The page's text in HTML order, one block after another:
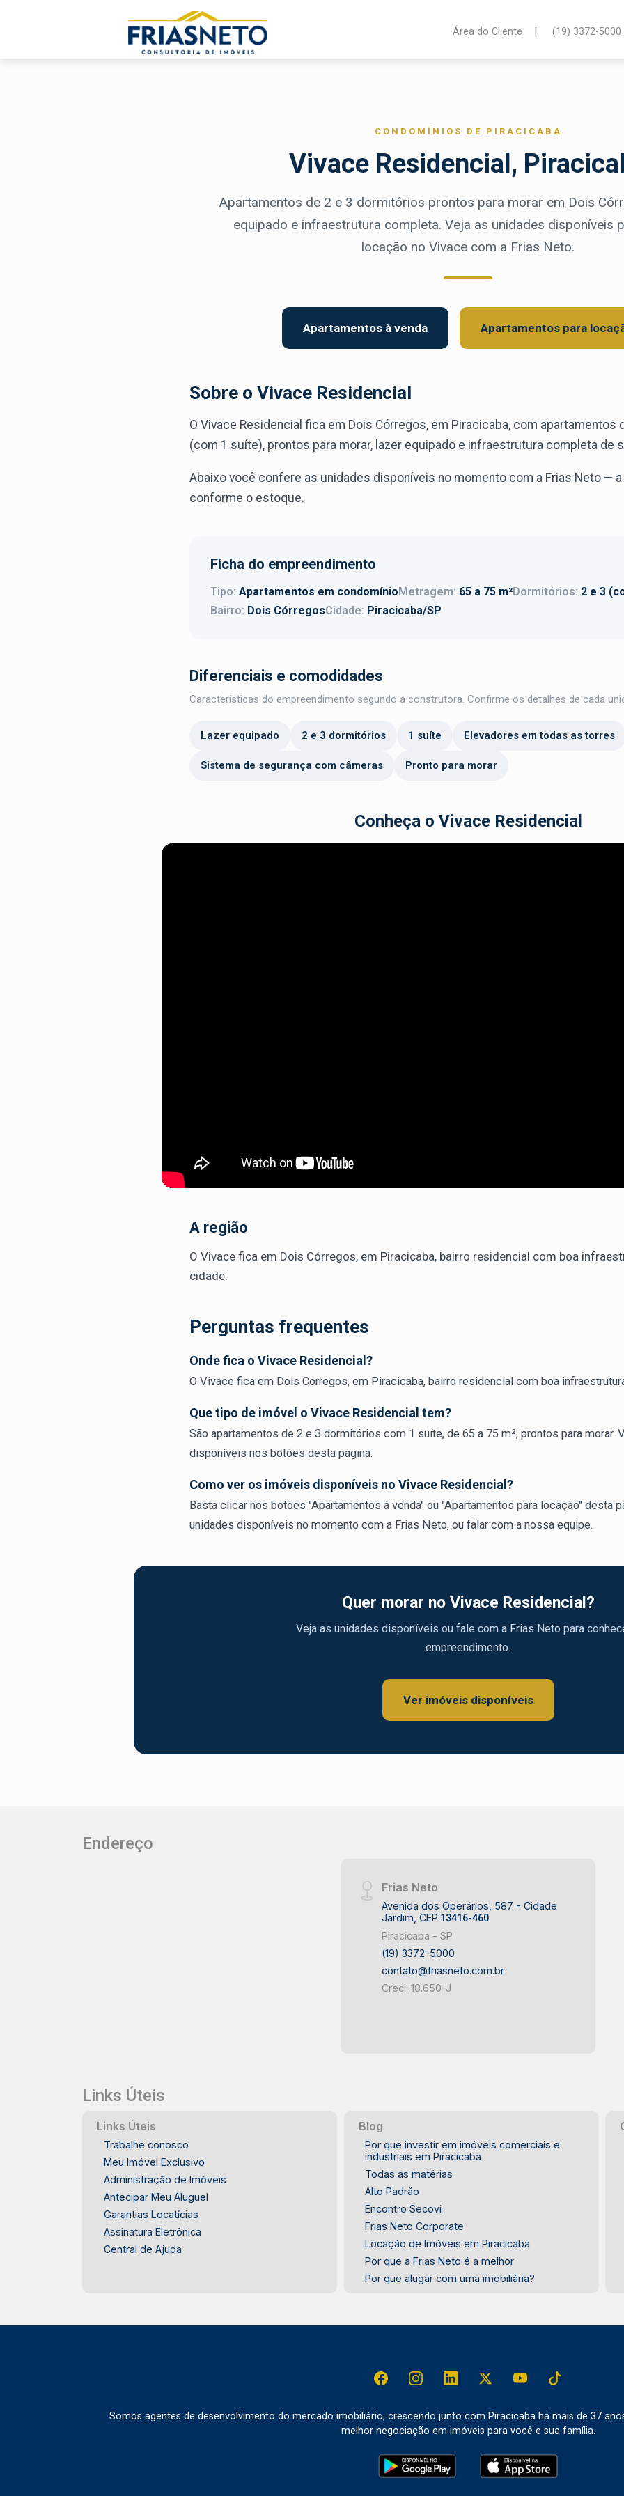
Área do Cliente | (19) 3372-5000
CONDOMÍNIOS DE PIRACICABA
Vivace Residencial,
Apartamentos de 2 e 3 dormitórios prontos para morar em Dois
equipado e infraestrutura completa. Veja as unidades disponíveis
locação no Vivace com a Frias Neto.
Apartamentos à venda Apartamentos para
Sobre o Vivace Residencial
O Vivace Residencial fica em Dois Córregos, em Piracicaba, com apartamentos
(com 1 suíte), prontos para morar, lazer equipado e infraestrutura completa de
Abaixo você confere as unidades disponíveis no momento com a Frias Neto —
conforme o estoque.
Ficha do empreendimento
Tipo: Apartamentos em condomínioMetragem: 65 a 75 m²Dormitórios: 2 e 3
Bairro: Dois CórregosCidade: Piracicaba/SP
Diferenciais e comodidades
Características do empreendimento segundo a construtora. Confirme os detalhes de cada
Lazer equipado 2 e 3 dormitórios 1 suíte Elevadores em todas as torres
Sistema de segurança com câmeras Pronto para morar
Conheça o Vivace Residencial
A região
O Vivace fica em Dois Córregos, em Piracicaba, bairro residencial com boa
cidade.
Perguntas frequentes
Onde fica o Vivace Residencial?
O Vivace fica em Dois Córregos, em Piracicaba, bairro residencial com boa
Que tipo de imóvel o Vivace Residencial tem?
São apartamentos de 2 e 3 dormitórios com 1 suíte, de 65 a 75 m², prontos para morar.
disponíveis nos botões desta página.
Como ver os imóveis disponíveis no Vivace Residencial?
Basta clicar nos botões "Apartamentos à venda" ou "Apartamentos para locação" desta
unidades disponíveis no momento com a Frias Neto, ou falar com a nossa equipe.
Quer morar no Vivace Residencial?
Veja as unidades disponíveis ou fale com a Frias Neto para
empreendimento.
Ver imóveis disponíveis
Endereço
Frias Neto
Avenida dos Operários, 587 - Cidade
Jardim, CEP:13416-460
Piracicaba - SP
(19) 3372-5000
contato@friasneto.com.br
Creci: 18.650-J
Links Úteis
Links Úteis
Trabalhe conosco
Meu Imóvel Exclusivo
Administração de Imóveis
Antecipar Meu Aluguel
Garantias Locatícias
Assinatura Eletrônica
Central de Ajuda
Blog
Por que investir em imóveis comerciais e
industriais em Piracicaba
Todas as matérias
Alto Padrão
Encontro Secovi
Frias Neto Corporate
Locação de Imóveis em Piracicaba
Por que a Frias Neto é a melhor
Por que alugar com uma imobiliária?
Somos agentes de desenvolvimento do mercado imobiliário, crescendo junto com Piracicaba há mais de 37
melhor negociação em imóveis para você e sua família.